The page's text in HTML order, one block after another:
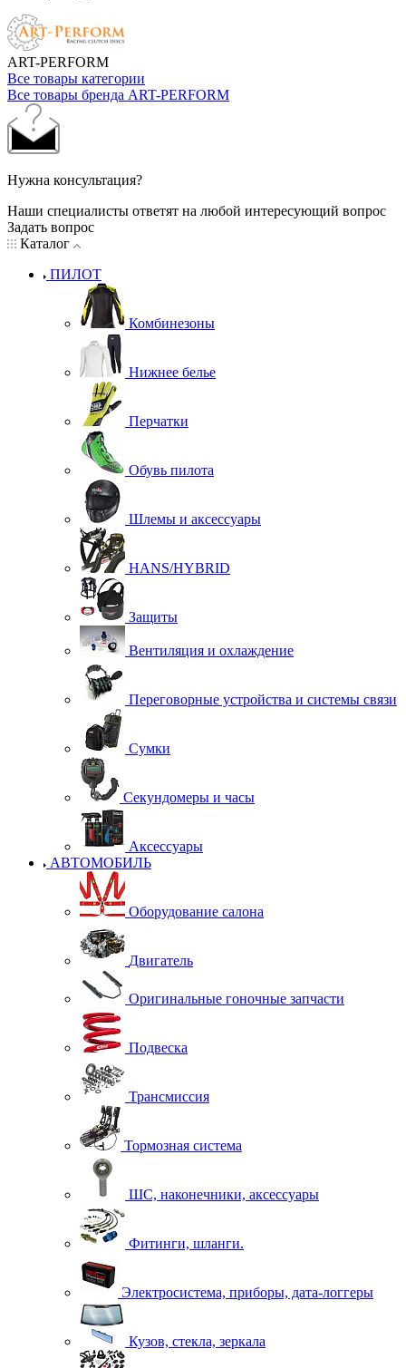
ART-PERFORM
Все товары категории
Все товары бренда ART-PERFORM
Нужна консультация?
Наши специалисты ответят на любой интересующий вопрос
Задать вопрос
Каталог
ПИЛОТ
Комбинезоны
Нижнее белье
Перчатки
Обувь пилота
Шлемы и аксессуары
HANS/HYBRID
Защиты
Вентиляция и охлаждение
Переговорные устройства и системы связи
Сумки
Секундомеры и часы
Аксессуары
АВТОМОБИЛЬ
Оборудование салона
Двигатель
Оригинальные гоночные запчасти
Подвеска
Трансмиссия
Тормозная система
ШС, наконечники, аксессуары
Фитинги, шланги.
Электросистема, приборы, дата-логгеры
Кузов, стекла, зеркала